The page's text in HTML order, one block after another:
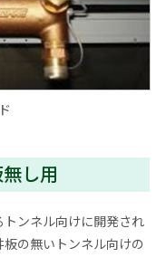
し用
ンネル向けに開発され
の無いトンネル向けの